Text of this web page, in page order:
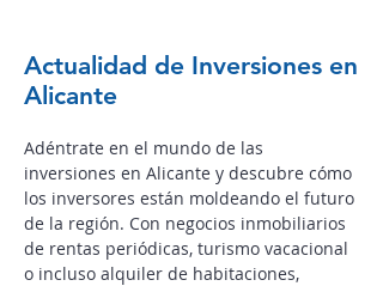
Actualidad de Inversiones en
Alicante
Adéntrate en el mundo de las
inversiones en Alicante y descubre cómo
los inversores están moldeando el futuro
de la región. Con negocios inmobiliarios
de rentas periódicas, turismo vacacional
o incluso alquiler de habitaciones,